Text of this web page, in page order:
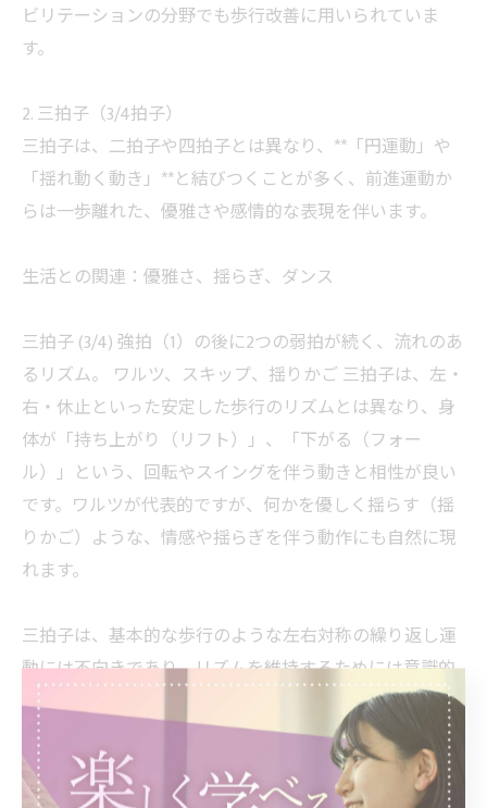
ビリテーションの分野でも歩行改善に用いられていま
す。
2. 三拍子（3/4拍子）
三拍子は、二拍子や四拍子とは異なり、**「円運動」や
「揺れ動く動き」**と結びつくことが多く、前進運動か
らは一歩離れた、優雅さや感情的な表現を伴います。
生活との関連：優雅さ、揺らぎ、ダンス
三拍子 (3/4) 強拍（1）の後に2つの弱拍が続く、流れのあ
るリズム。 ワルツ、スキップ、揺りかご 三拍子は、左・
右・休止といった安定した歩行のリズムとは異なり、身
体が「持ち上がり（リフト）」、「下がる（フォー
ル）」という、回転やスイングを伴う動きと相性が良い
です。ワルツが代表的ですが、何かを優しく揺らす（揺
りかご）ような、情感や揺らぎを伴う動作にも自然に現
れます。
三拍子は、基本的な歩行のような左右対称の繰り返し運
動には不向きであり、リズムを維持するためには意識的
な努力や訓練が必要となるため、非日常的な楽しさや優
雅さを感じさせる拍子となります。
このように、特定の拍子が持つ構造は、私たちの生活の